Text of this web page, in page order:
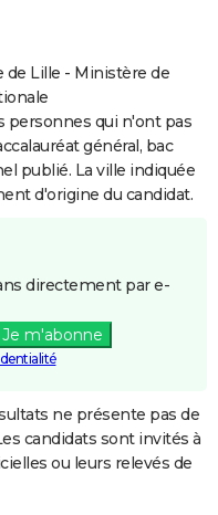
de Lille - Ministère de
personnes qui n'ont pas
général, bac
publié. La ville indiquée
d'origine du candidat.
directement par e-
Je m'abonne
ne présente pas de
candidats sont invités à
ou leurs relevés de